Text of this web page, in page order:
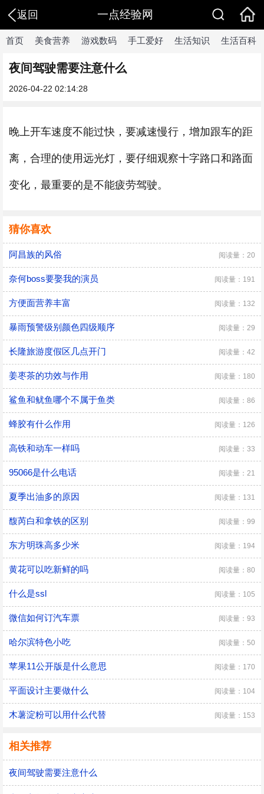
返回 一点经验网
首页 美食营养 游戏数码 手工爱好 生活知识 生活百科
夜间驾驶需要注意什么
2026-04-22 02:14:28
晚上开车速度不能过快，要减速慢行，增加跟车的距
离，合理的使用远光灯，要仔细观察十字路口和路面
变化，最重要的是不能疲劳驾驶。
猜你喜欢
阿昌族的风俗 阅读量：20
奈何boss要娶我的演员 阅读量：191
方便面营养丰富 阅读量：132
暴雨预警级别颜色四级顺序 阅读量：29
长隆旅游度假区几点开门 阅读量：42
姜枣茶的功效与作用 阅读量：180
鲨鱼和鱿鱼哪个不属于鱼类 阅读量：86
蜂胶有什么作用 阅读量：126
高铁和动车一样吗 阅读量：33
95066是什么电话 阅读量：21
夏季出油多的原因 阅读量：131
馥芮白和拿铁的区别 阅读量：99
东方明珠高多少米 阅读量：194
黄花可以吃新鲜的吗 阅读量：80
什么是ssl 阅读量：105
微信如何订汽车票 阅读量：93
哈尔滨特色小吃 阅读量：50
苹果11公开版是什么意思 阅读量：170
平面设计主要做什么 阅读量：104
木薯淀粉可以用什么代替 阅读量：153
相关推荐
夜间驾驶需要注意什么